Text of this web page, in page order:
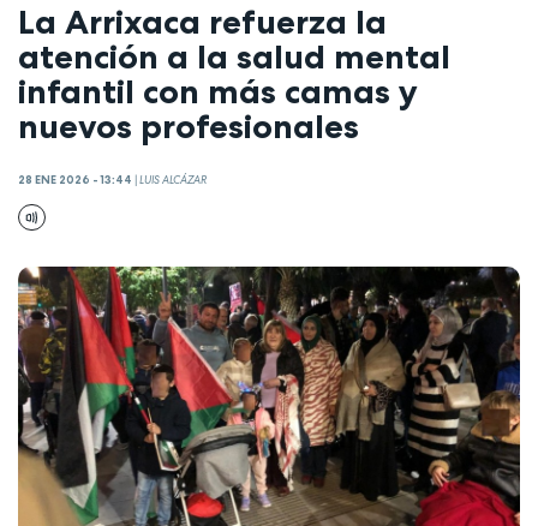
La Arrixaca refuerza la
atención a la salud mental
infantil con más camas y
nuevos profesionales
28 ENE 2026 - 13:44 |LUIS ALCÁZAR